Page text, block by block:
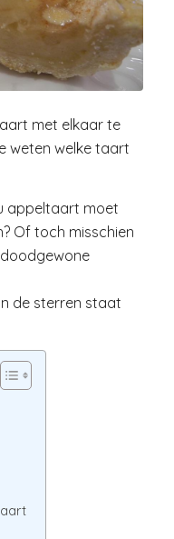
met elkaar te
weten welke taart
appeltaart moet
Of toch misschien
de sterren staat